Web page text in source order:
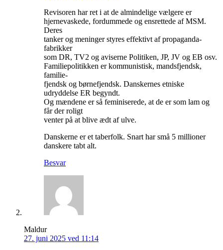
Revisoren har ret i at de almindelige vælgere er
hjernevaskede, fordummede og ensrettede af MSM.
Deres
tanker og meninger styres effektivt af propaganda-
fabrikker
som DR, TV2 og aviserne Politiken, JP, JV og EB osv.
Familiepolitikken er kommunistisk, mandsfjendsk,
familie-
fjendsk og børnefjendsk. Danskernes etniske
udryddelse ER begyndt.
Og mændene er så feminiserede, at de er som lam og
får der roligt
venter på at blive ædt af ulve.
Danskerne er et taberfolk. Snart har små 5 millioner
danskere tabt alt.
Besvar
Maldur
27. juni 2025 ved 11:14